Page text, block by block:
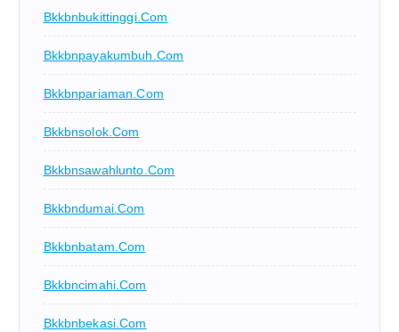
Bkkbnbukittinggi.com
Bkkbnpayakumbuh.com
Bkkbnpariaman.com
Bkkbnsolok.com
Bkkbnsawahlunto.com
Bkkbndumai.com
Bkkbnbatam.com
Bkkbncimahi.com
Bkkbnbekasi.com